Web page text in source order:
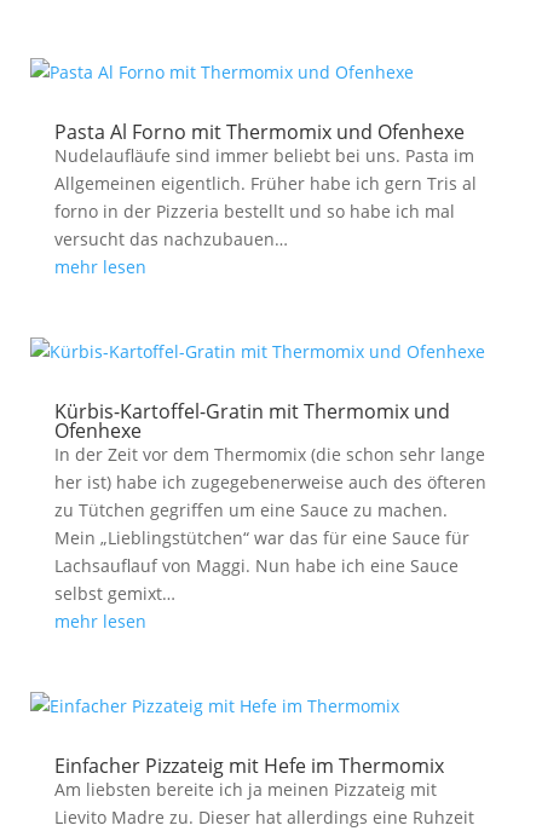
Pasta Al Forno mit Thermomix und Ofenhexe
Nudelaufläufe sind immer beliebt bei uns. Pasta im
Allgemeinen eigentlich. Früher habe ich gern Tris al
forno in der Pizzeria bestellt und so habe ich mal
versucht das nachzubauen…
mehr lesen
Kürbis-Kartoffel-Gratin mit Thermomix und
Ofenhexe
In der Zeit vor dem Thermomix (die schon sehr lange
her ist) habe ich zugegebenerweise auch des öfteren
zu Tütchen gegriffen um eine Sauce zu machen.
Mein „Lieblingstütchen“ war das für eine Sauce für
Lachsauflauf von Maggi. Nun habe ich eine Sauce
selbst gemixt…
mehr lesen
Einfacher Pizzateig mit Hefe im Thermomix
Am liebsten bereite ich ja meinen Pizzateig mit
Lievito Madre zu. Dieser hat allerdings eine Ruhzeit